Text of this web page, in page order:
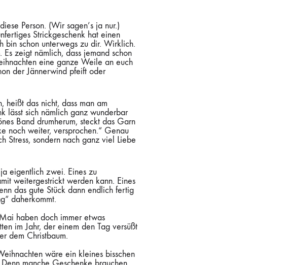
Person. (Wir sagen’s ja nur.)
Strickgeschenk hat einen
bin schon unterwegs zu dir. Wirklich.
zeigt nämlich, dass jemand schon
eine ganze Weile an euch
der Jännerwind pfeift oder
heißt das nicht, dass man am
lässt sich nämlich ganz wunderbar
Band drumherum, steckt das Garn
noch weiter, versprochen.“ Genau
Stress, sondern nach ganz viel Liebe
eigentlich zwei. Eines zu
weitergestrickt werden kann. Eines
das gute Stück dann endlich fertig
daherkommt.
haben doch immer etwas
im Jahr, der einem den Tag versüßt
dem Christbaum.
wäre ein kleines bisschen